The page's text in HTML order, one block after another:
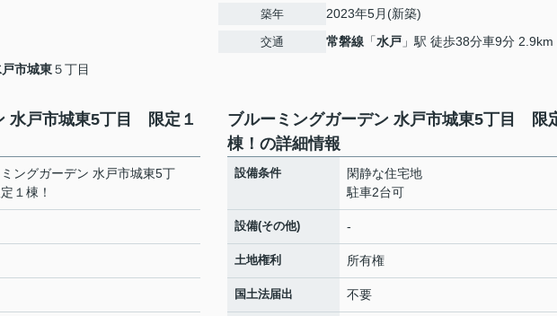
市城東５丁目
築年 2023年5月(新築)
交通 常磐線 「水戸 」駅 徒歩38分車9分 2.9km
水戸市城東5丁目 限定１
ングガーデン 水戸市城東5丁
１棟！
ブルーミングガーデン 水戸市城東5丁目 限
棟！の詳細情報
設備条件
閑静な住宅地
駐車2台可
設備(その他) -
土地権利 所有権
国土法届出 不要